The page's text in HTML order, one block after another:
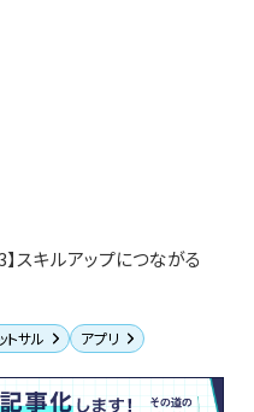
スキルアップにつながる
トサル アプリ